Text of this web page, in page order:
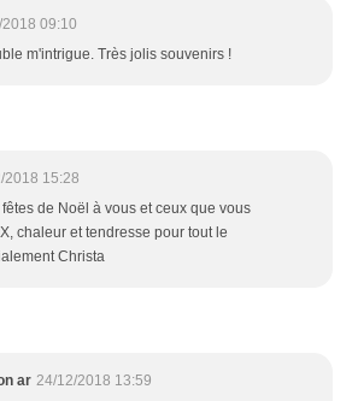
09:10
m'intrigue. Très jolis souvenirs !
2018 15:28
de Noël à vous et ceux que vous
chaleur et tendresse pour tout le
Christa
ar 24/12/2018 13:59